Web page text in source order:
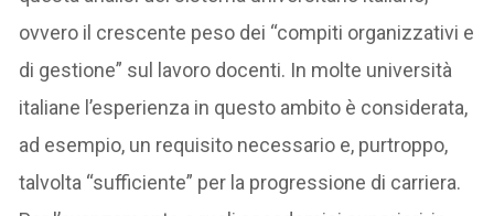
ovvero il crescente peso dei “compiti organizzativi e
di gestione” sul lavoro docenti. In molte università
italiane l’esperienza in questo ambito è considerata,
ad esempio, un requisito necessario e, purtroppo,
talvolta “sufficiente” per la progressione di carriera.